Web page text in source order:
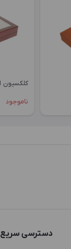
کلکسیون KEO1 OGL1
ناموجود
دسترسی سریع